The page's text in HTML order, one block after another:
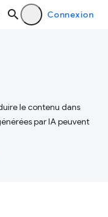
Connexion
le contenu dans
par IA peuvent